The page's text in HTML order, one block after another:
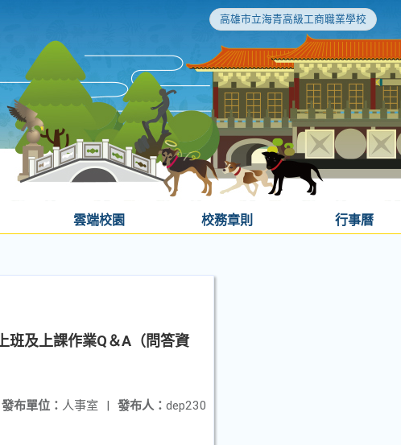
高雄市立海青高級工商職業學校
雲端校園 校務章則 行事曆
班及上課作業Q＆A（問答資
發布人： dep230
發布單位： 人事室 |